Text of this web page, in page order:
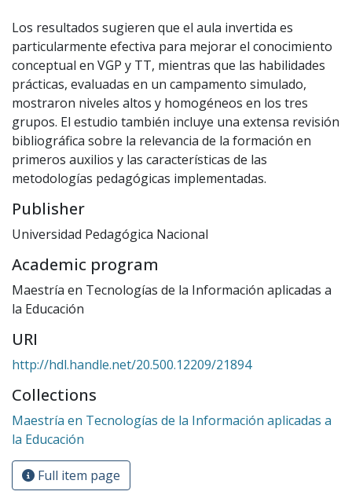
Los resultados sugieren que el aula invertida es
particularmente efectiva para mejorar el conocimiento
conceptual en VGP y TT, mientras que las habilidades
prácticas, evaluadas en un campamento simulado,
mostraron niveles altos y homogéneos en los tres
grupos. El estudio también incluye una extensa revisión
bibliográfica sobre la relevancia de la formación en
primeros auxilios y las características de las
metodologías pedagógicas implementadas.
Publisher
Universidad Pedagógica Nacional
Academic program
Maestría en Tecnologías de la Información aplicadas a
la Educación
URI
http://hdl.handle.net/20.500.12209/21894
Collections
Maestría en Tecnologías de la Información aplicadas a
la Educación
Full item page